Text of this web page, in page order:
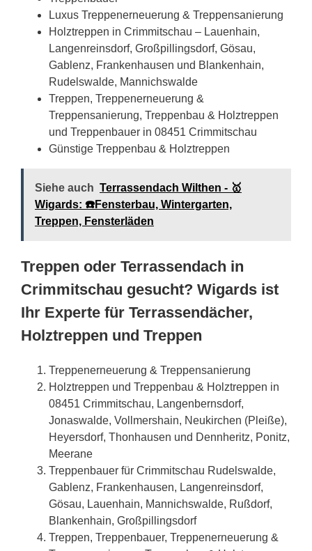
Luxus Treppenerneuerung & Treppensanierung
Holztreppen in Crimmitschau – Lauenhain,
Langenreinsdorf, Großpillingsdorf, Gösau,
Gablenz, Frankenhausen und Blankenhain,
Rudelswalde, Mannichswalde
Treppen, Treppenerneuerung &
Treppensanierung, Treppenbau & Holztreppen
und Treppenbauer in 08451 Crimmitschau
Günstige Treppenbau & Holztreppen
Siehe auch Terrassendach Wilthen - 🥇
Wigards: ☎️Fensterbau, Wintergarten,
Treppen, Fensterläden
Treppen oder Terrassendach in
Crimmitschau gesucht? Wigards ist
Ihr Experte für Terrassendächer,
Holztreppen und Treppen
Treppenerneuerung & Treppensanierung
Holztreppen und Treppenbau & Holztreppen in
08451 Crimmitschau, Langenbernsdorf,
Jonaswalde, Vollmershain, Neukirchen (Pleiße),
Heyersdorf, Thonhausen und Dennheritz, Ponitz,
Meerane
Treppenbauer für Crimmitschau Rudelswalde,
Gablenz, Frankenhausen, Langenreinsdorf,
Gösau, Lauenhain, Mannichswalde, Rußdorf,
Blankenhain, Großpillingsdorf
Treppen, Treppenbauer, Treppenerneuerung &